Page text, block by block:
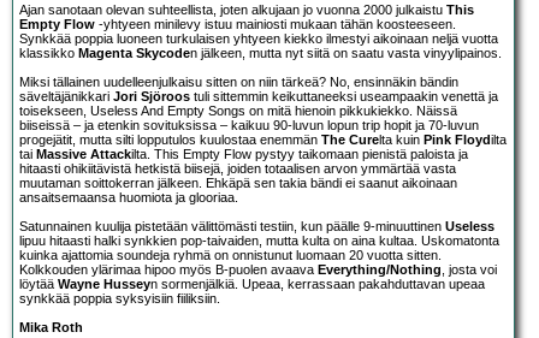
Ajan sanotaan olevan suhteellista, joten alkujaan jo vuonna 2000 julkaistu This
Empty Flow -yhtyeen minilevy istuu mainiosti mukaan tähän koosteeseen.
Synkkää poppia luoneen turkulaisen yhtyeen kiekko ilmestyi aikoinaan neljä vuotta
klassikko Magenta Skycoden jälkeen, mutta nyt siitä on saatu vasta vinyylipainos.
Miksi tällainen uudelleenjulkaisu sitten on niin tärkeä? No, ensinnäkin bändin
säveltäjänikkari Jori Sjöroos tuli sittemmin keikuttaneeksi useampaakin venettä ja
toisekseen, Useless And Empty Songs on mitä hienoin pikkukiekko. Näissä
biiseissä – ja etenkin sovituksissa – kaikuu 90-luvun lopun trip hopit ja 70-luvun
progejätit, mutta silti lopputulos kuulostaa enemmän The Curelta kuin Pink Floydilta
tai Massive Attackilta. This Empty Flow pystyy taikomaan pienistä paloista ja
hitaasti ohikiitävistä hetkistä biisejä, joiden totaalisen arvon ymmärtää vasta
muutaman soittokerran jälkeen. Ehkäpä sen takia bändi ei saanut aikoinaan
ansaitsemaansa huomiota ja glooriaa.
Satunnainen kuulija pistetään välittömästi testiin, kun päälle 9-minuuttinen Useless
lipuu hitaasti halki synkkien pop-taivaiden, mutta kulta on aina kultaa. Uskomatonta
kuinka ajattomia soundeja ryhmä on onnistunut luomaan 20 vuotta sitten.
Kolkkouden ylärimaa hipoo myös B-puolen avaava Everything/Nothing , josta voi
löytää Wayne Husseyn sormenjälkiä. Upeaa, kerrassaan pakahduttavan upeaa
synkkää poppia syksyisiin fiiliksiin.
Mika Roth